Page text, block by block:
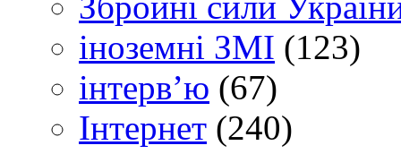
іноземні ЗМІ (123)
інтерв’ю (67)
Інтернет (240)